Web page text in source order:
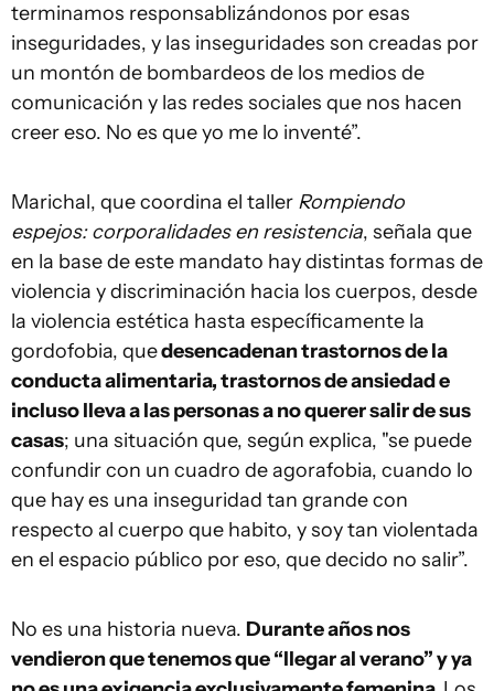
terminamos responsablizándonos por esas
inseguridades, y las inseguridades son creadas por
un montón de bombardeos de los medios de
comunicación y las redes sociales que nos hacen
creer eso. No es que yo me lo inventé”.
Marichal, que coordina el taller Rompiendo
espejos: corporalidades en resistencia, señala que
en la base de este mandato hay distintas formas de
violencia y discriminación hacia los cuerpos, desde
la violencia estética hasta específicamente la
gordofobia, quedesencadenan trastornos de la
conducta alimentaria, trastornos de ansiedad e
incluso lleva a las personas a no querer salir de sus
casas; una situación que, según explica, "se puede
confundir con un cuadro de agorafobia, cuando lo
que hay es una inseguridad tan grande con
respecto al cuerpo que habito, y soy tan violentada
en el espacio público por eso, que decido no salir”.
No es una historia nueva. Durante años nos
vendieron que tenemos que “llegar al verano” y ya